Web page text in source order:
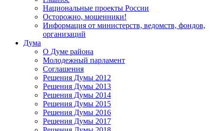
Национальные проекты России
Осторожно, мошенники!
Информация от министерств, ведомств, фондов,
организаций
Дума
О Думе района
Молодежный парламент
Соглашения
Решения Думы 2012
Решения Думы 2013
Решения Думы 2014
Решения Думы 2015
Решения Думы 2016
Решения Думы 2017